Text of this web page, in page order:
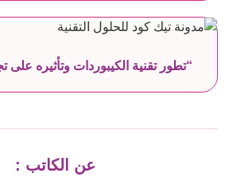
“تطور تقنية الكيبوردات وتأثيره على
عن الكاتب :